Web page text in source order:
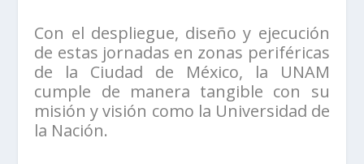
Con el despliegue, diseño y ejecución
de estas jornadas en zonas periféricas
de la Ciudad de México, la UNAM
cumple de manera tangible con su
misión y visión como la Universidad de
la Nación.